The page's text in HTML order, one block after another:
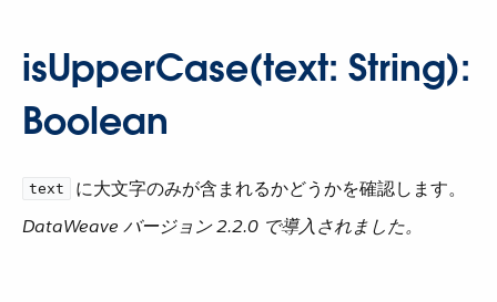
isUpperCase(text: String):
Boolean
text
​ に大文字のみが含まれるかどうかを確認します。
DataWeave バージョン 2.2.0 で導入されました。